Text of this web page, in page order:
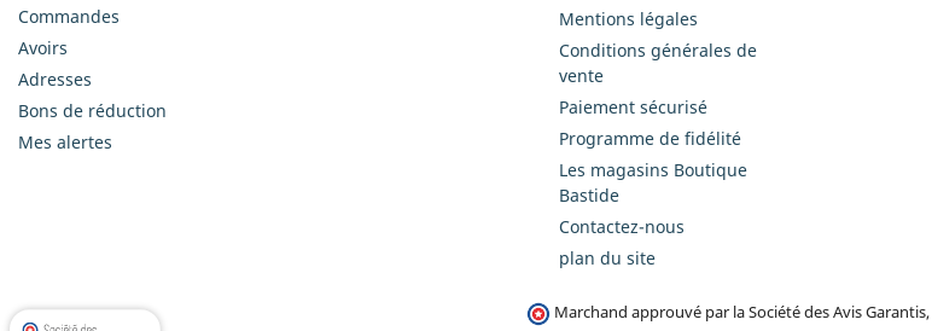
Commandes
Avoirs
Adresses
Bons de réduction
Mes alertes
Mentions légales
Conditions générales de
vente
Paiement sécurisé
Programme de fidélité
Les magasins Boutique
Bastide
Contactez-nous
plan du site
Marchand approuvé par la Société des Avis Garantis,